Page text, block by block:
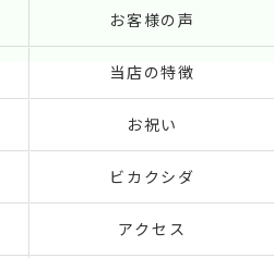
お客様の声
当店の特徴
お祝い
ビカクシダ
アクセス